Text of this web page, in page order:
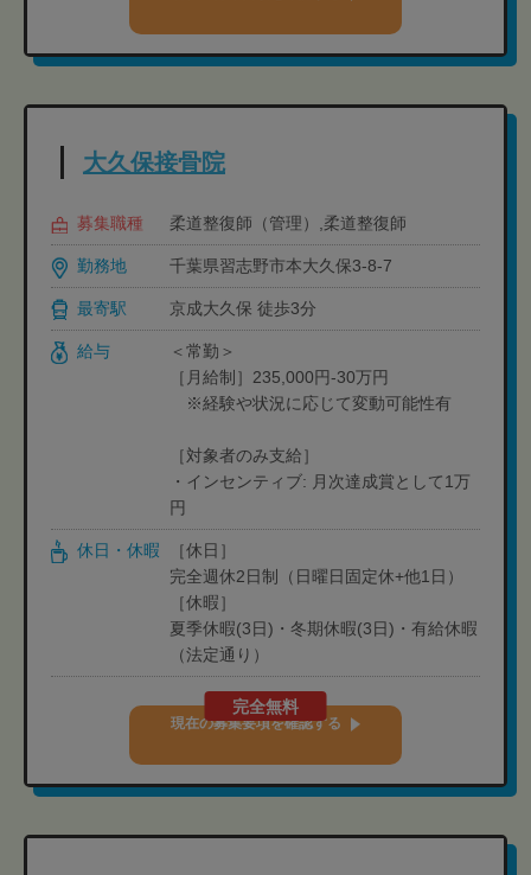
大久保接骨院
募集職種 柔道整復師（管理）,柔道整復師
勤務地 千葉県習志野市本大久保3-8-7
最寄駅 京成大久保 徒歩3分
給与
＜常勤＞
［月給制］235,000円-30万円
※経験や状況に応じて変動可能性有
［対象者のみ支給］
・インセンティブ: 月次達成賞として1万
円
休日・休暇
［休日］
完全週休2日制（日曜日固定休+他1日）
［休暇］
夏季休暇(3日)・冬期休暇(3日)・有給休暇
（法定通り）
完全無料
現在の募集要項を確認する